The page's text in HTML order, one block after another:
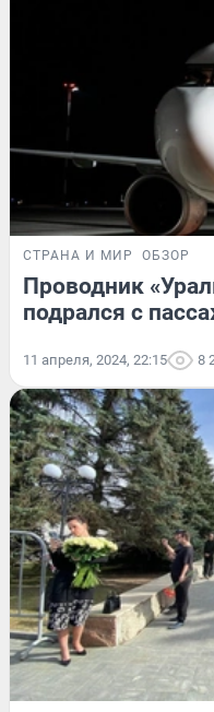
СТРАНА И МИР ОБЗОР
Проводник
подрался с
11 апреля, 2024, 22:15 8